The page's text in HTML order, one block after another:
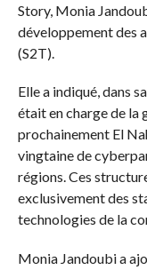
Story, Monia
développement des
(S2T).
Elle a indiqué, dans
était en charge de la
prochainement El
vingtaine de
régions. Ces
exclusivement des
technologies de la
Monia Jandoubi a